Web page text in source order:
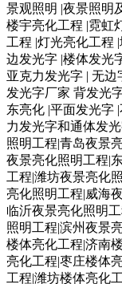
景观照明 |夜景照明
楼宇亮化工程 |霓虹
工程 |灯光亮化工程
边发光字 |楼体发光
亚克力发光字 | 无边
发光字厂家 背发光
东亮化 |平面发光字
力发光字和通体发
照明工程|青岛夜景
夜景亮化照明工程|
工程|潍坊夜景亮化
亮化照明工程|威海
临沂夜景亮化照明
照明工程|滨州夜景
楼体亮化工程|济南
亮化工程|枣庄楼体
工程|潍坊楼体亮化